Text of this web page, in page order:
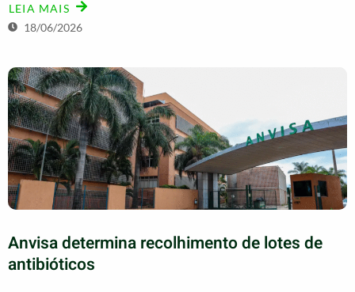
LEIA MAIS
18/06/2026
Anvisa determina recolhimento de lotes de
antibióticos